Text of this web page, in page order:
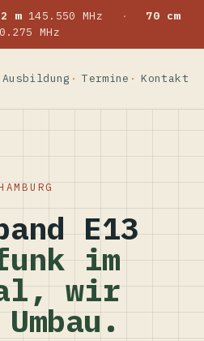
2 m145.550 MHz ·
70 cm
MHz
Ausbildung Termine Kontakt
E13
im
wir